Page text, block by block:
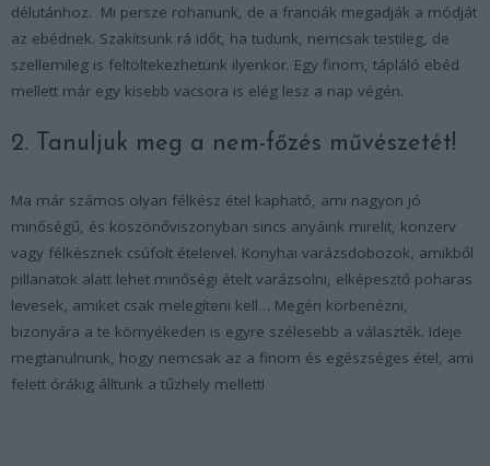
délutánhoz. Mi persze rohanunk, de a franciák megadják a módját
az ebédnek. Szakítsunk rá időt, ha tudunk, nemcsak testileg, de
szellemileg is feltöltekezhetünk ilyenkor. Egy finom, tápláló ebéd
mellett már egy kisebb vacsora is elég lesz a nap végén.
2. Tanuljuk meg a nem-főzés művészetét!
Ma már számos olyan félkész étel kapható, ami nagyon jó
minőségű, és köszönőviszonyban sincs anyáink mirelit, konzerv
vagy félkésznek csúfolt ételeivel. Konyhai varázsdobozok, amikből
pillanatok alatt lehet minőségi ételt varázsolni, elképesztő poharas
levesek, amiket csak melegíteni kell… Megéri körbenézni,
bizonyára a te környékeden is egyre szélesebb a választék. Ideje
megtanulnunk, hogy nemcsak az a finom és egészséges étel, ami
felett órákig álltunk a tűzhely mellett!